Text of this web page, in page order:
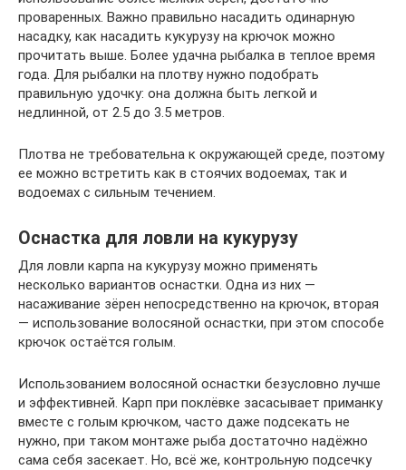
проваренных. Важно правильно насадить одинарную
насадку, как насадить кукурузу на крючок можно
прочитать выше. Более удачна рыбалка в теплое время
года. Для рыбалки на плотву нужно подобрать
правильную удочку: она должна быть легкой и
недлинной, от 2.5 до 3.5 метров.
Плотва не требовательна к окружающей среде, поэтому
ее можно встретить как в стоячих водоемах, так и
водоемах с сильным течением.
Оснастка для ловли на кукурузу
Для ловли карпа на кукурузу можно применять
несколько вариантов оснастки. Одна из них —
насаживание зёрен непосредственно на крючок, вторая
— использование волосяной оснастки, при этом способе
крючок остаётся голым.
Использованием волосяной оснастки безусловно лучше
и эффективней. Карп при поклёвке засасывает приманку
вместе с голым крючком, часто даже подсекать не
нужно, при таком монтаже рыба достаточно надёжно
сама себя засекает. Но, всё же, контрольную подсечку